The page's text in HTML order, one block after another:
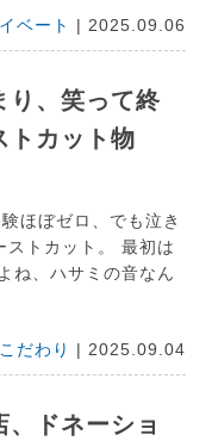
ベート | 2025.09.06
り、笑って終
トカット物
ほぼゼロ、でも泣き
ストカット。 最初は
ね、ハサミの音なん
こだわり | 2025.09.04
、ドネーショ